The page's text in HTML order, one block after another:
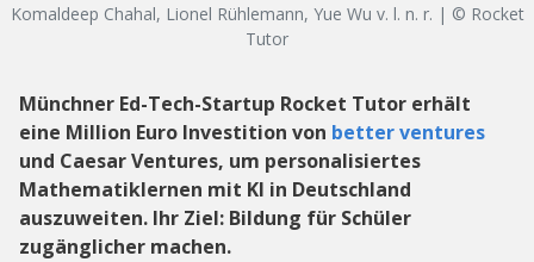
Komaldeep Chahal, Lionel Rühlemann, Yue Wu v. l. n. r. | © Rocket
Tutor
Münchner Ed-Tech-Startup Rocket Tutor erhält
eine Million Euro Investition von better ventures
und Caesar Ventures, um personalisiertes
Mathematiklernen mit KI in Deutschland
auszuweiten. Ihr Ziel: Bildung für Schüler
zugänglicher machen.